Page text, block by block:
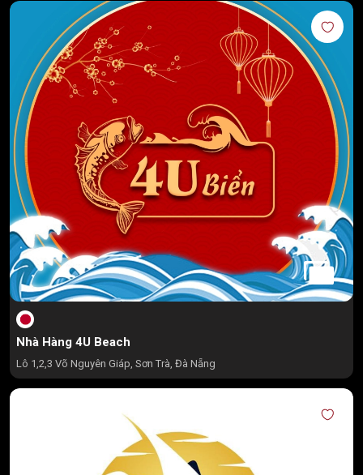
Nhà Hàng 4U Beach
Lô 1,2,3 Võ Nguyên Giáp, Sơn Trà, Đà Nẵng